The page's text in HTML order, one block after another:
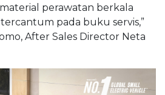
perawatan berkala
pada buku servis,”
After Sales Director Neta